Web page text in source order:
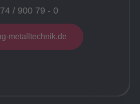
/ 900 79 - 0
metalltechnik.de